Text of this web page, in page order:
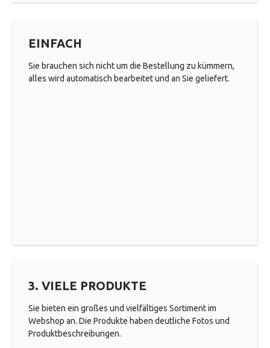
EINFACH
Sie brauchen sich nicht um die Bestellung zu kümmern,
alles wird automatisch bearbeitet und an Sie geliefert.
3. VIELE PRODUKTE
Sie bieten ein großes und vielfältiges Sortiment im
Webshop an. Die Produkte haben deutliche Fotos und
Produktbeschreibungen.